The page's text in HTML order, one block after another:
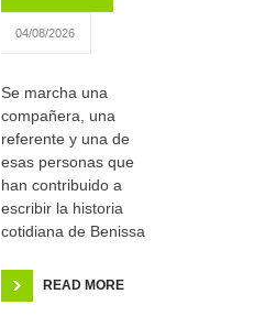
04/08/2026
Se marcha una
compañera, una
referente y una de
esas personas que
han contribuido a
escribir la historia
cotidiana de Benissa
READ MORE